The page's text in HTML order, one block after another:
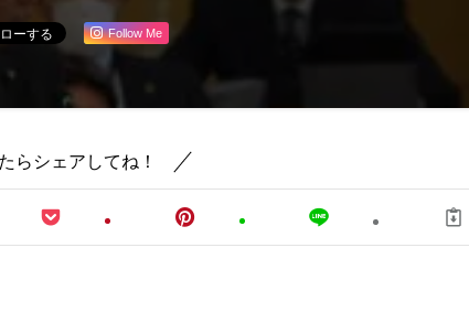
Follow Me
らシェアしてね！